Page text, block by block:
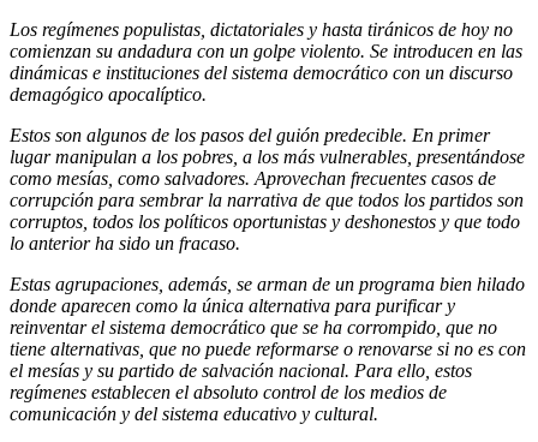
Los regímenes populistas, dictatoriales y hasta tiránicos de hoy no
comienzan su andadura con un golpe violento. Se introducen en las
dinámicas e instituciones del sistema democrático con un discurso
demagógico apocalíptico.
Estos son algunos de los pasos del guión predecible. En primer
lugar manipulan a los pobres, a los más vulnerables, presentándose
como mesías, como salvadores. Aprovechan frecuentes casos de
corrupción para sembrar la narrativa de que todos los partidos son
corruptos, todos los políticos oportunistas y deshonestos y que todo
lo anterior ha sido un fracaso.
Estas agrupaciones, además, se arman de un programa bien hilado
donde aparecen como la única alternativa para purificar y
reinventar el sistema democrático que se ha corrompido, que no
tiene alternativas, que no puede reformarse o renovarse si no es con
el mesías y su partido de salvación nacional. Para ello, estos
regímenes establecen el absoluto control de los medios de
comunicación y del sistema educativo y cultural.